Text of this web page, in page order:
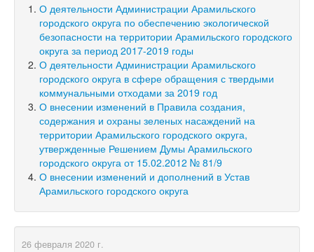
О деятельности Администрации Арамильского
городского округа по обеспечению экологической
безопасности на территории Арамильского городского
округа за период 2017-2019 годы
О деятельности Администрации Арамильского
городского округа в сфере обращения с твердыми
коммунальными отходами за 2019 год
О внесении изменений в Правила создания,
содержания и охраны зеленых насаждений на
территории Арамильского городского округа,
утвержденные Решением Думы Арамильского
городского округа от 15.02.2012 № 81/9
О внесении изменений и дополнений в Устав
Арамильского городского округа
26 февраля 2020 г.